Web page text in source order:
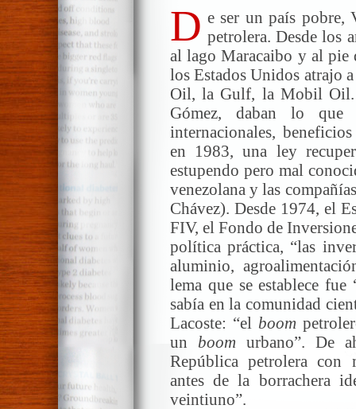
D e ser un país pobre,
petrolera. Desde los
al lago Maracaibo y al
los Estados Unidos atrajo
Oil, la Gulf, la Mobil Oil.
Gómez, daban lo que
internacionales,
en 1983, una ley
estupendo pero mal
venezolana y las
Chávez). Desde 1974, el
FIV, el Fondo de
política práctica, “las
aluminio,
lema que se establece
sabía en la comunidad
Lacoste: “el boom
un boom urbano”. De
República petrolera con
antes de la borrachera
veintiuno”.